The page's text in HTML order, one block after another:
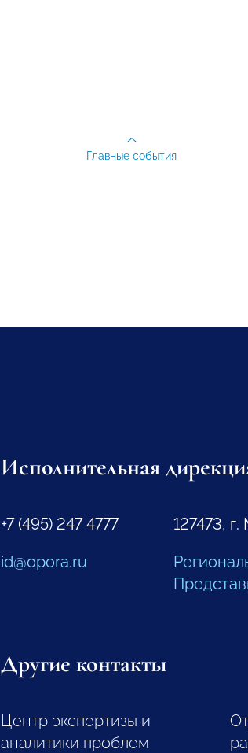
Главные события
Исполнительная
+7 (495) 247 4777
id@opora.ru
127473,
Другие контакты
Центр экспертизы и
аналитики проблем